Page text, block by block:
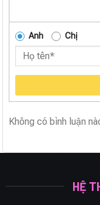
Anh Chị
Không có bình luận
HỆ